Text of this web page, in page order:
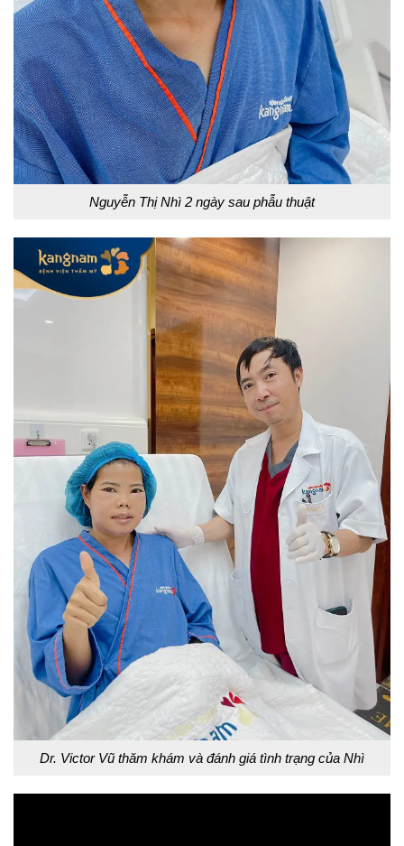
Nguyễn Thị Nhì 2 ngày sau phẫu thuật
Dr. Victor Vũ thăm khám và đánh giá tình trạng của Nhì